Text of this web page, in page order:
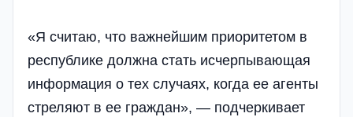
«Я считаю, что важнейшим приоритетом в
республике должна стать исчерпывающая
информация о тех случаях, когда ее агенты
стреляют в ее граждан», — подчеркивает